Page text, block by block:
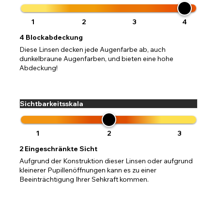
1 2 3
4
4 Blockabdeckung
Diese Linsen decken jede Augenfarbe ab, auch
dunkelbraune Augenfarben, und bieten eine hohe
Abdeckung!
Sichtbarkeitsskala
1 2
3
2 Eingeschränkte Sicht
Aufgrund der Konstruktion dieser Linsen oder aufgrund
kleinerer Pupillenöffnungen kann es zu einer
Beeinträchtigung Ihrer Sehkraft kommen.